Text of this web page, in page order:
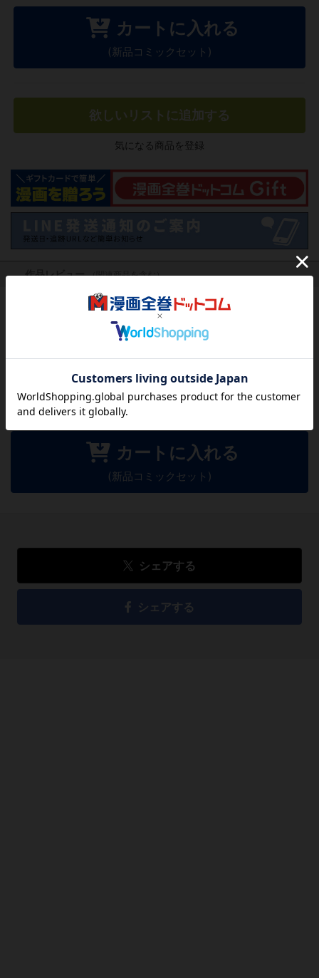
カートに入れる
(新品コミックセット)
欲しいリストに追加する
気になる商品を登録
作品レビュー （関連商品を含む）
この作品にはまだレビューがありません。 今後読まれる
方のために感想を共有してもらえませんか？
レビューを書く
726
カートに入れる
(新品コミックセット)
シェアする
シェアする